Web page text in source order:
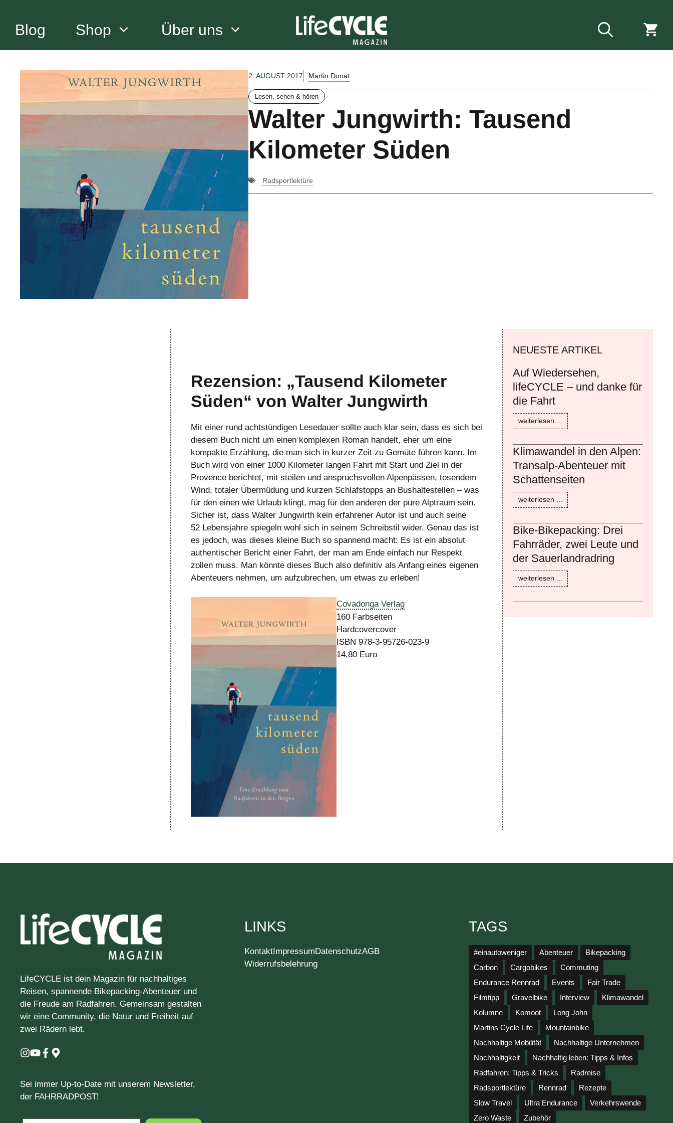
springen
Blog Shop Über uns
2. AUGUST 2017 Martin Donat
Lesen, sehen & hören
Walter Jungwirth: Tausend
Kilometer Süden
Radsportlektüre
Rezension: „Tausend Kilometer
Süden“ von Walter Jungwirth
Mit einer rund achtstündigen Lesedauer sollte auch klar sein, dass es sich bei
diesem Buch nicht um einen komplexen Roman handelt, eher um eine
kompakte Erzählung, die man sich in kurzer Zeit zu Gemüte führen kann. Im
Buch wird von einer 1000 Kilometer langen Fahrt mit Start und Ziel in der
Provence berichtet, mit steilen und anspruchsvollen Alpenpässen, tosendem
Wind, totaler Übermüdung und kurzen Schlafstopps an Bushaltestellen – was
für den einen wie Urlaub klingt, mag für den anderen der pure Alptraum sein.
Sicher ist, dass Walter Jungwirth kein erfahrener Autor ist und auch seine
52 Lebensjahre spiegeln wohl sich in seinem Schreibstil wider. Genau das ist
es jedoch, was dieses kleine Buch so spannend macht: Es ist ein absolut
authentischer Bericht einer Fahrt, der man am Ende einfach nur Respekt
zollen muss. Man könnte dieses Buch also definitiv als Anfang eines eigenen
Abenteuers nehmen, um aufzubrechen, um etwas zu erleben!
Covadonga Verlag
160 Farbseiten
Hardcovercover
ISBN 978-3-95726-023-9
14,80 Euro
NEUESTE ARTIKEL
Auf Wiedersehen,
lifeCYCLE – und danke für
die Fahrt
weiterlesen ...
Klimawandel in den Alpen:
Transalp-Abenteuer mit
Schattenseiten
weiterlesen ...
Bike-Bikepacking: Drei
Fahrräder, zwei Leute und
der Sauerlandradring
weiterlesen ...
LifeCYCLE ist dein Magazin für nachhaltiges
Reisen, spannende Bikepacking-Abenteuer und
die Freude am Radfahren. Gemeinsam gestalten
wir eine Community, die Natur und Freiheit auf
zwei Rädern lebt.
Sei immer Up-to-Date mit unserem Newsletter,
der FAHRRADPOST!
LINKS
KontaktImpressum DatenschutzAGB
Widerrufsbelehrung
TAGS
#einautoweniger Abenteuer
Bikepacking
Carbon
Cargobikes
Commuting
Endurance Rennrad
Events
Fair Trade
Filmtipp
Gravelbike Interview
Klimawandel
Kolumne
Komoot
Long John
Martins Cycle Life
Mountainbike
Nachhaltige Mobilität
Nachhaltige Unternehmen
Nachhaltigkeit
Nachhaltig leben: Tipps & Infos
Radfahren: Tipps & Tricks
Radreise
Radsportlektüre
Rennrad
Rezepte
Slow Travel
Ultra Endurance
Verkehrswende
Zero Waste
Zubehör